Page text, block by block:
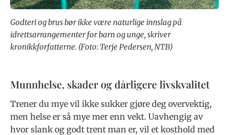
Godteri og brus bør ikke være naturlige innslag på
idrettsarrangementer for barn og unge, skriver
kronikkforfatterne. (Foto: Terje Pedersen, NTB)
Munnhelse, skader og dårligere livskvalitet
Trener du mye vil ikke sukker gjøre deg overvektig,
men helse er så mye mer enn vekt. Uavhengig av
hvor slank og godt trent man er, vil et kosthold med